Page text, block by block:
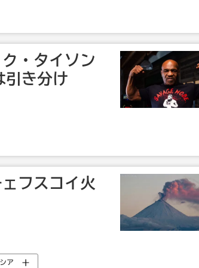
・タイソン
き分け
フスコイ火
ア